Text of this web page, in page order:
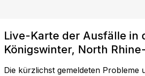
Live-Karte der Ausfälle in
Königswinter, North
Die kürzlichst gemeldeten Probleme